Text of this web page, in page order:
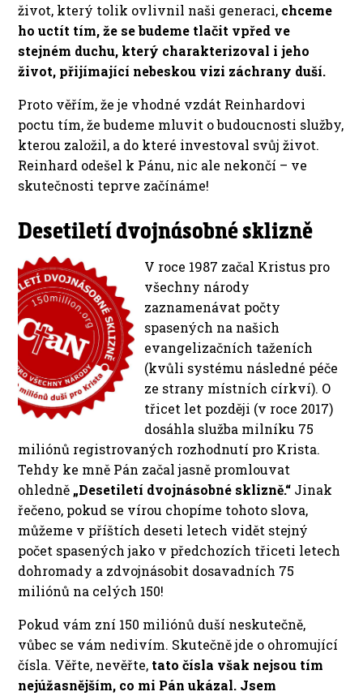
život, který tolik ovlivnil naši generaci, chceme
ho uctít tím, že se budeme tlačit vpřed ve
stejném duchu, který charakterizoval i jeho
život, přijímající nebeskou vizi záchrany duší.
Proto věřím, že je vhodné vzdát Reinhardovi
poctu tím, že budeme mluvit o budoucnosti služby,
kterou založil, a do které investoval svůj život.
Reinhard odešel k Pánu, nic ale nekončí – ve
skutečnosti teprve začínáme!
Desetiletí dvojnásobné sklizně
V roce 1987 začal Kristus pro
všechny národy
zaznamenávat počty
spasených na našich
evangelizačních taženích
(kvůli systému následné péče
ze strany místních církví). O
třicet let později (v roce 2017)
dosáhla služba milníku 75
miliónů registrovaných rozhodnutí pro Krista.
Tehdy ke mně Pán začal jasně promlouvat
ohledně „Desetiletí dvojnásobné sklizně.“ Jinak
řečeno, pokud se vírou chopíme tohoto slova,
můžeme v příštích deseti letech vidět stejný
počet spasených jako v předchozích třiceti letech
dohromady a zdvojnásobit dosavadních 75
miliónů na celých 150!
Pokud vám zní 150 miliónů duší neskutečně,
vůbec se vám nedivím. Skutečně jde o ohromující
čísla. Věřte, nevěřte, tato čísla však nejsou tím
nejúžasnějším, co mi Pán ukázal. Jsem